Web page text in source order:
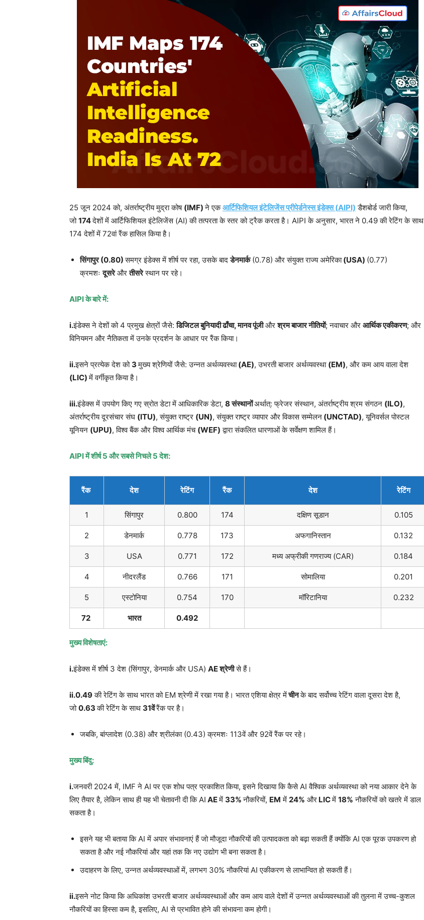
25 जून 2024 को, अंतर्राष्ट्रीय मुद्रा कोष (IMF)ने एकआर्टिफिशियल इंटेलिजेंस प्रीपेर्डनेस्स इंडेक्स (AIPI) डैशबोर्ड जारी किया,
जो174देशों में आर्टिफिशियल इंटेलिजेंस (AI) की तत्परता के स्तर को ट्रैक करता है। AIPI के अनुसार, भारत ने 0.49 की रेटिंग के साथ
174 देशों में 72वां रैंक हासिल किया है।
सिंगापुर (0.80)समग्र इंडेक्स में शीर्ष पर रहा, उसके बादडेनमार्क(0.78) और संयुक्त राज्य अमेरिका(USA) (0.77)
क्रमशःदूसरेऔरतीसरेस्थान पर रहे।
AIPIके बारे में:
i.इंडेक्स ने देशों को 4 प्रमुख क्षेत्रों जैसे:डिजिटल बुनियादी ढाँचा,मानव पूंजीऔरश्रम बाजार नीतियों; नवाचार और आर्थिक एकीकरण; और
विनियमन और नैतिकता में उनके प्रदर्शन के आधार पर रैंक किया।
ii.इसने प्रत्येक देश को 3मुख्य श्रेणियों जैसे: उन्नत अर्थव्यवस्था(AE), उभरती बाजार अर्थव्यवस्था (EM), और कम आय वाला देश
(LIC)में वर्गीकृत किया है।
iii.इंडेक्स में उपयोग किए गए स्रोत डेटा में आधिकारिक डेटा, 8संस्थानोंअर्थात्: फ्रेजर संस्थान, अंतर्राष्ट्रीय श्रम संगठन (ILO),
अंतर्राष्ट्रीय दूरसंचार संघ (ITU), संयुक्त राष्ट्र (UN), संयुक्त राष्ट्र व्यापार और विकास सम्मेलन (UNCTAD), यूनिवर्सल पोस्टल
यूनियन (UPU), विश्व बैंक और विश्व आर्थिक मंच (WEF) द्वारा संकलित धारणाओं के सर्वेक्षण शामिल हैं।
AIPIमें शीर्ष5 और सबसे निचले5देश:
रैंक देश रेटिंग रैंक देश रेटिंग
1 सिंगापुर 0.800 174 दक्षिण सूडान 0.105
2 डेनमार्क 0.778 173 अफगानिस्तान 0.132
3 USA 0.771 172 मध्य अफ्रीकी गणराज्य (CAR) 0.184
4 नीदरलैंड 0.766 171 सोमालिया 0.201
5 एस्टोनिया 0.754 170 मॉरिटानिया 0.232
72 भारत 0.492
मुख्य विशेषताएं:
i.इंडेक्स में शीर्ष 3 देश (सिंगापुर, डेनमार्क और USA) AEश्रेणीसे हैं।
ii.0.49की रेटिंग के साथ भारत को EM श्रेणी में रखा गया है। भारत एशिया क्षेत्र मेंचीनके बाद सर्वोच्च रेटिंग वाला दूसरा देश है,
जो0.63की रेटिंग के साथ 31वेंरैंक पर है।
जबकि, बांग्लादेश (0.38) और श्रीलंका (0.43) क्रमशः 113वें और 92वें रैंक पर रहे।
मुख्य बिंदु:
i.जनवरी 2024 में, IMF ने AI पर एक शोध पत्र प्रकाशित किया, इसने दिखाया कि कैसे AI वैश्विक अर्थव्यवस्था को नया आकार देने के
लिए तैयार है, लेकिन साथ ही यह भी चेतावनी दी कि AI AEमें 33%नौकरियों, EM में 24% और LICमें 18% नौकरियों को खतरे में डाल
सकता है।
इसने यह भी बताया कि AI में अपार संभावनाएं हैं जो मौजूदा नौकरियों की उत्पादकता को बढ़ा सकती हैं क्योंकि AI एक पूरक उपकरण हो
सकता है और नई नौकरियां और यहां तक ​​कि नए उद्योग भी बना सकता है।
उदाहरण के लिए, उन्नत अर्थव्यवस्थाओं में, लगभग 30% नौकरियां AI एकीकरण से लाभान्वित हो सकती हैं।
ii.इसने नोट किया कि अधिकांश उभरती बाजार अर्थव्यवस्थाओं और कम आय वाले देशों में उन्नत अर्थव्यवस्थाओं की तुलना में उच्च-कुशल
नौकरियों का हिस्सा कम है, इसलिए, AI से प्रभावित होने की संभावना कम होगी।